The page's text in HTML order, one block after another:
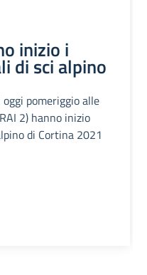
inizio i
di sci alpino
pomeriggio alle
2) hanno inizio
di Cortina 2021